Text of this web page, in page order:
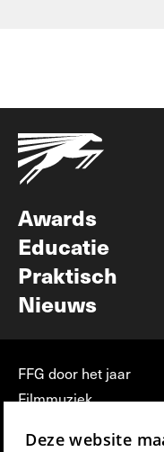
Awards
Educatie
Praktisch
Nieuws
FFG door het jaar
Filmmuziek
Deze website